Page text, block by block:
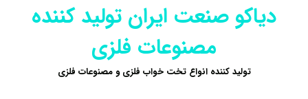
دیاکو صنعت ایران تولید کننده
مصنوعات فلزی
تولید کننده انواع تخت خواب فلزی و مصنوعات فلزی